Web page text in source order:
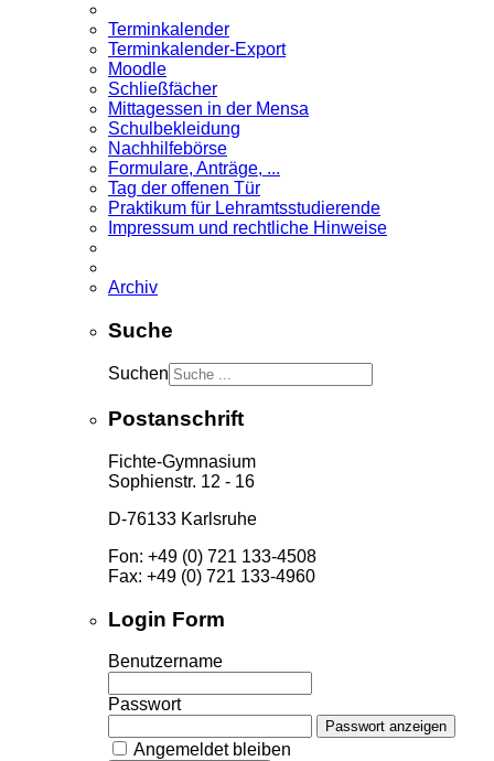
Terminkalender
Terminkalender-Export
Moodle
Schließfächer
Mittagessen in der Mensa
Schulbekleidung
Nachhilfebörse
Formulare, Anträge, ...
Tag der offenen Tür
Praktikum für Lehramts­studierende
Impressum und rechtliche Hinweise
Archiv
Suche
Suchen
Postanschrift
Fichte-Gymnasium
Sophienstr. 12 - 16
D-76133 Karlsruhe
Fon: +49 (0) 721 133-4508
Fax: +49 (0) 721 133-4960
Login Form
Benutzername
Passwort
Passwort anzeigen
Angemeldet bleiben